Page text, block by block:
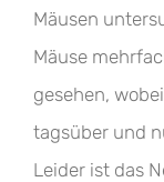
Mäusen
Mäuse
gesehen,
tagsüber und
Leider ist das